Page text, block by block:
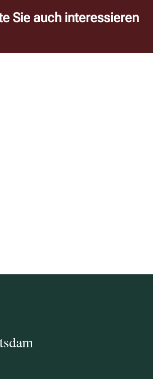
Sie auch interessieren